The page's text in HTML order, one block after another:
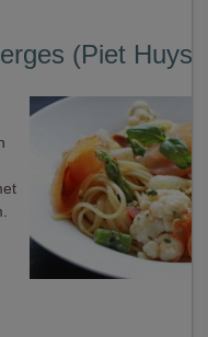
(Piet